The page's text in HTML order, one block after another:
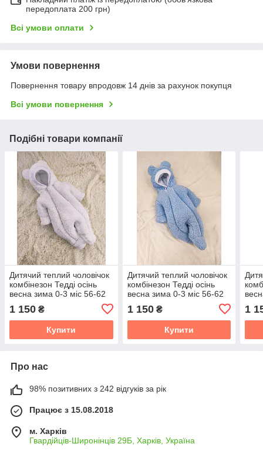
передоплата 200 грн)
Всі умови оплати
Умови повернення
Повернення товару впродовж 14 днів за рахунок покупця
Всі умови повернення
Подібні товари компанії
Дитячий теплий чоловічок
комбінезон Тедді осінь
весна зима 0-3 міс 56-62
1 150 ₴
Купити
Дитячий теплий чоловічок
комбінезон Тедді осінь
весна зима 0-3 міс 56-62
1 150₴
Купити
1
Про нас
98% позитивних з 242 відгуків за рік
Працює з 15.08.2018
м. Харків
Гвардійців-Широнінців 29Б, Харків, Україна